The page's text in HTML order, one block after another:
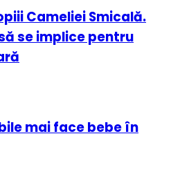
Cameliei Smicală.
se implice pentru
mai face bebe în